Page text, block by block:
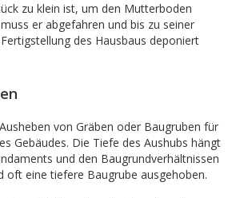
zu klein ist, um den Mutterboden
er abgefahren und bis zu seiner
des Hausbaus deponiert
von Gräben oder Baugruben für
Gebäudes. Die Tiefe des Aushubs hängt
und den Baugrundverhältnissen
oft eine tiefere Baugrube ausgehoben.